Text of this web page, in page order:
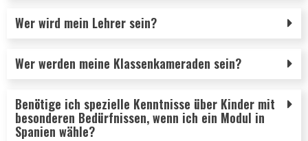
Wer wird mein Lehrer sein?
Wer werden meine Klassenkameraden sein?
Benötige ich spezielle Kenntnisse über Kinder mit
besonderen Bedürfnissen, wenn ich ein Modul in
Spanien wähle?